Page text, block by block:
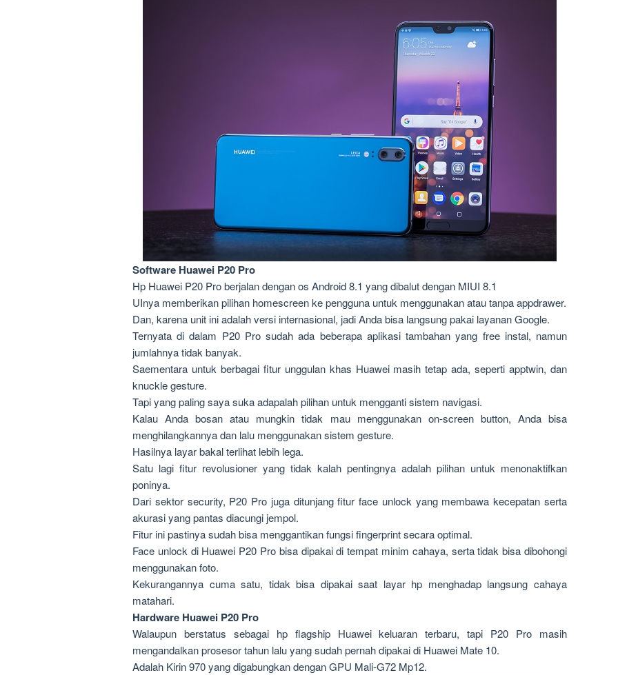
Software Huawei P20 Pro
Hp Huawei P20 Pro berjalan dengan os Android 8.1 yang dibalut dengan MIUI 8.1
UInya memberikan pilihan homescreen ke pengguna untuk menggunakan atau tanpa appdrawer.
Dan, karena unit ini adalah versi internasional, jadi Anda bisa langsung pakai layanan Google.
Ternyata di dalam P20 Pro sudah ada beberapa aplikasi tambahan yang free instal, namun
jumlahnya tidak banyak.
Saementara untuk berbagai fitur unggulan khas Huawei masih tetap ada, seperti apptwin, dan
knuckle gesture.
Tapi yang paling saya suka adapalah pilihan untuk mengganti sistem navigasi.
Kalau Anda bosan atau mungkin tidak mau menggunakan on-screen button, Anda bisa
menghilangkannya dan lalu menggunakan sistem gesture.
Hasilnya layar bakal terlihat lebih lega.
Satu lagi fitur revolusioner yang tidak kalah pentingnya adalah pilihan untuk menonaktifkan
poninya.
Dari sektor security, P20 Pro juga ditunjang fitur face unlock yang membawa kecepatan serta
akurasi yang pantas diacungi jempol.
Fitur ini pastinya sudah bisa menggantikan fungsi fingerprint secara optimal.
Face unlock di Huawei P20 Pro bisa dipakai di tempat minim cahaya, serta tidak bisa dibohongi
menggunakan foto.
Kekurangannya cuma satu, tidak bisa dipakai saat layar hp menghadap langsung cahaya
matahari.
Hardware Huawei P20 Pro
Walaupun berstatus sebagai hp flagship Huawei keluaran terbaru, tapi P20 Pro masih
mengandalkan prosesor tahun lalu yang sudah pernah dipakai di Huawei Mate 10.
Adalah Kirin 970 yang digabungkan dengan GPU Mali-G72 Mp12.